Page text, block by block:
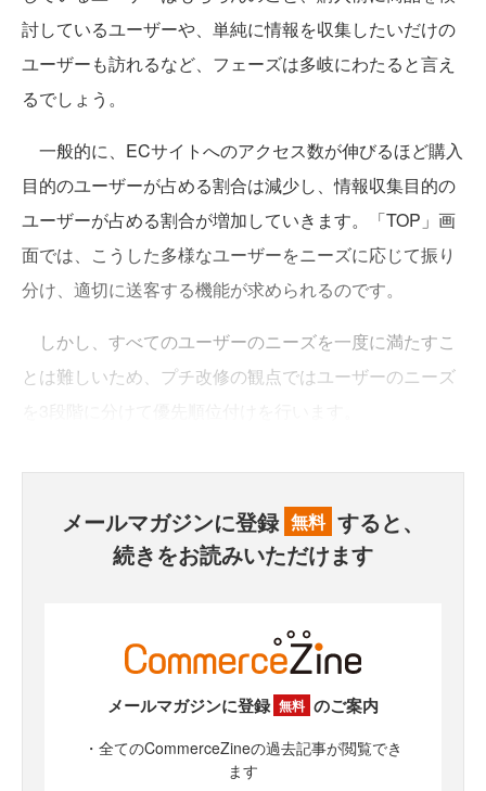
討しているユーザーや、単純に情報を収集したいだけの
ユーザーも訪れるなど、フェーズは多岐にわたると言え
るでしょう。
一般的に、ECサイトへのアクセス数が伸びるほど購入
目的のユーザーが占める割合は減少し、情報収集目的の
ユーザーが占める割合が増加していきます。「TOP」画
面では、こうした多様なユーザーをニーズに応じて振り
分け、適切に送客する機能が求められるのです。
しかし、すべてのユーザーのニーズを一度に満たすこ
とは難しいため、プチ改修の観点ではユーザーのニーズ
メールマガジンに登録 無料 すると、
続きをお読みいただけます
メールマガジンに登録 無料 のご案内
・全てのCommerceZineの過去記事が閲覧でき
ます